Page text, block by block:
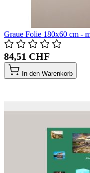
Graue Folie 180x60 cm -
84,51 CHF
In den Warenkorb